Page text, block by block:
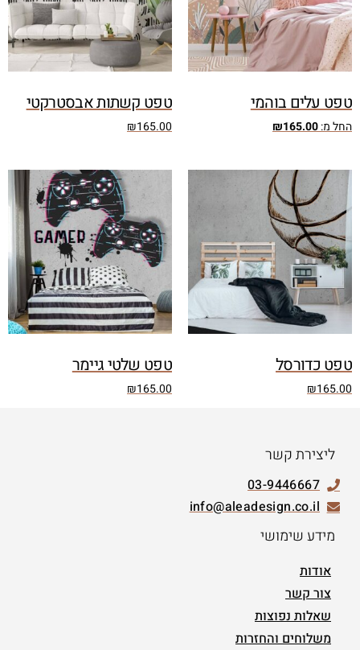
טפט עלים בוהמי
החל מ: ₪165.00
טפט קשתות אבסטרקטי
₪165.00
טפט כדורסל
₪165.00
טפט שלטי גיימר
₪165.00
ליצירת קשר
03-9446667
info@aleadesign.co.il
מידע שימושי
אודות
צור קשר
שאלות נפוצות
משלוחים והחזרות